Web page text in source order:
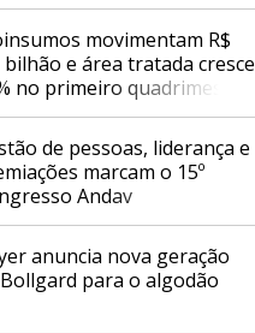
movimentam R$
bilhão e área tratada cresce
no primeiro quadrimestre
de pessoas, liderança e
marcam o 15º
Andav
anuncia nova geração
para o algodão